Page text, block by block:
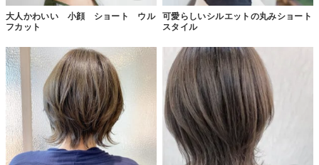
大人かわいい 小顔 ショート ウル
フカット
可愛らしいシルエットの丸みショート
スタイル